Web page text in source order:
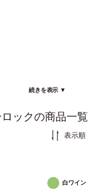
続きを表示 ▼
ックの商品一覧
表示順
白ワイン